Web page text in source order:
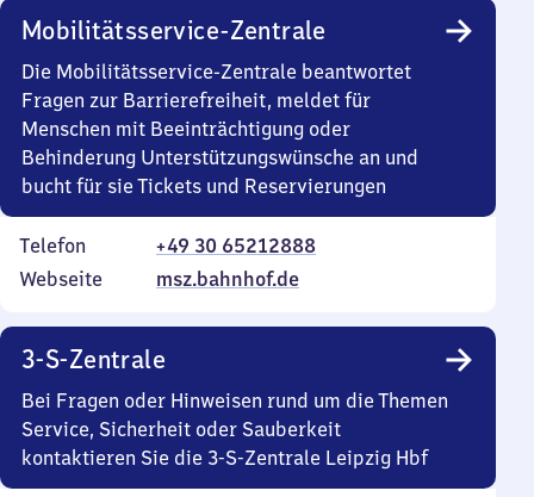
Mobilitätsservice-Zentrale
Die Mobilitätsservice-Zentrale beantwortet
Fragen zur Barrierefreiheit, meldet für
Menschen mit Beeinträchtigung oder
Behinderung Unterstützungswünsche an und
bucht für sie Tickets und Reservierungen
Telefon
+49 30 65212888
Webseite
msz.bahnhof.de
3-S-Zentrale
Bei Fragen oder Hinweisen rund um die Themen
Service, Sicherheit oder Sauberkeit
kontaktieren Sie die 3-S-Zentrale Leipzig Hbf